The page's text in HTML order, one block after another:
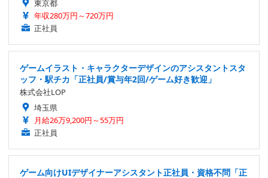
東京都
年収280万円～720万円
正社員
ゲームイラスト・キャラクターデザインのアシスタントスタ
ッフ・駅チカ「正社員/賞与年2回/ゲーム好き歓迎」
株式会社LOP
埼玉県
月給26万9,200円～55万円
正社員
ゲーム向けUIデザイナーアシスタント正社員・資格不問「正